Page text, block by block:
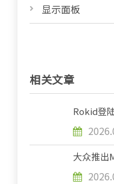
显示面板
相关文章
Rokid登
大众推出